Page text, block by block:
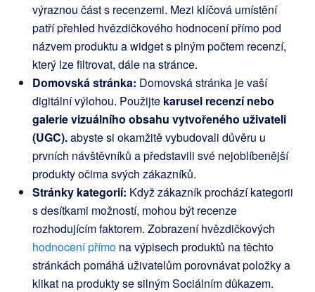
výraznou část s recenzemi. Mezi klíčová umístění
patří přehled hvězdičkového hodnocení přímo pod
názvem produktu a widget s plným počtem recenzí,
který lze filtrovat, dále na stránce.
Domovská stránka: Domovská stránka je vaší
digitální výlohou. Použijte karusel recenzí nebo
galerie vizuálního obsahu vytvořeného uživateli
(UGC).abyste si okamžitě vybudovali důvěru u
prvních návštěvníků a představili své nejoblíbenější
produkty očima svých zákazníků.
Stránky kategorií: Když zákazník prochází kategorii
s desítkami možností, mohou být recenze
rozhodujícím faktorem. Zobrazení hvězdičkových
hodnocení přímo na výpisech produktů na těchto
stránkách pomáhá uživatelům porovnávat položky a
klikat na produkty se silným Sociálním důkazem.